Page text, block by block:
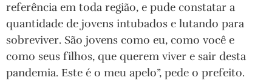
referência em toda região, e pude constatar a
quantidade de jovens intubados e lutando para
sobreviver. São jovens como eu, como você e
como seus filhos, que querem viver e sair desta
pandemia. Este é o meu apelo”, pede o prefeito.